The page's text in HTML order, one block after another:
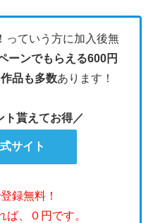
っていう方に加入後無
ーンでもらえる600円
品も多数あります！
ト貰えてお得／
サイト
録無料！
、０円です。